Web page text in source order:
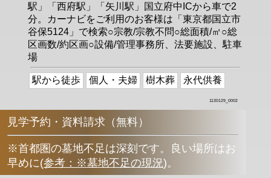
駅」「西府駅」「矢川駅」国立府中ICから車で2
分。カーナビをご利用のお客様は「東京都国立市
谷保5124」で検索○宗教/宗教不問○総面積/㎡○総
区画数/約区画○設備/管理事務所、法要施設、駐車
場
駅から徒歩 個人・夫婦 樹木葬 永代供養
1130129_0002
見学予約・資料請求（無料）
※首都圏の墓地不足は深刻です。良い場所はお
早めに(参考：※墓地不足の現況)。